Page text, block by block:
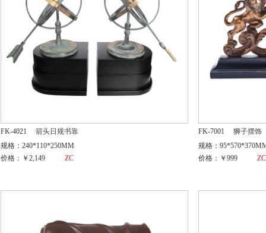
FK-4021
箭头日规书靠
规格：240*110*250MM
价格：￥2,149
ZC
FK-7001
狮子摆饰
规格：
价格：￥999
ZC